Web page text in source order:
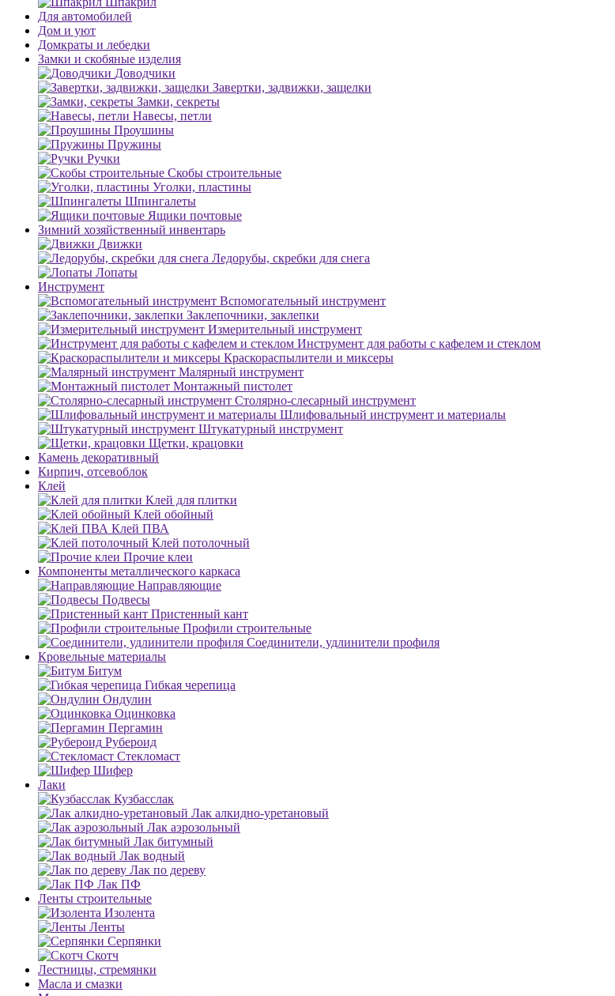
Для автомобилей
Дом и уют
Домкраты и лебедки
Замки и скобяные изделия
Доводчики
Завертки, задвижки, защелки
Замки, секреты
Навесы, петли
Проушины
Пружины
Ручки
Скобы строительные
Уголки, пластины
Шпингалеты
Ящики почтовые
Зимний хозяйственный инвентарь
Движки
Ледорубы, скребки для снега
Лопаты
Инструмент
Вспомогательный инструмент
Заклепочники, заклепки
Измерительный инструмент
Инструмент для работы с кафелем и стеклом
Краскораспылители и миксеры
Малярный инструмент
Монтажный пистолет
Столярно-слесарный инструмент
Шлифовальный инструмент и материалы
Штукатурный инструмент
Щетки, крацовки
Камень декоративный
Кирпич, отсевоблок
Клей
Клей для плитки
Клей обойный
Клей ПВА
Клей потолочный
Прочие клеи
Компоненты металлического каркаса
Направляющие
Подвесы
Пристенный кант
Профили строительные
Соединители, удлинители профиля
Кровельные материалы
Битум
Гибкая черепица
Ондулин
Оцинковка
Пергамин
Рубероид
Стекломаст
Шифер
Лаки
Кузбасслак
Лак алкидно-уретановый
Лак аэрозольный
Лак битумный
Лак водный
Лак по дереву
Лак ПФ
Ленты строительные
Изолента
Ленты
Серпянки
Скотч
Лестницы, стремянки
Масла и смазки